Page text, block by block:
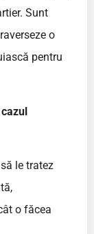
Sunt
o
pentru
le tratez
o făcea